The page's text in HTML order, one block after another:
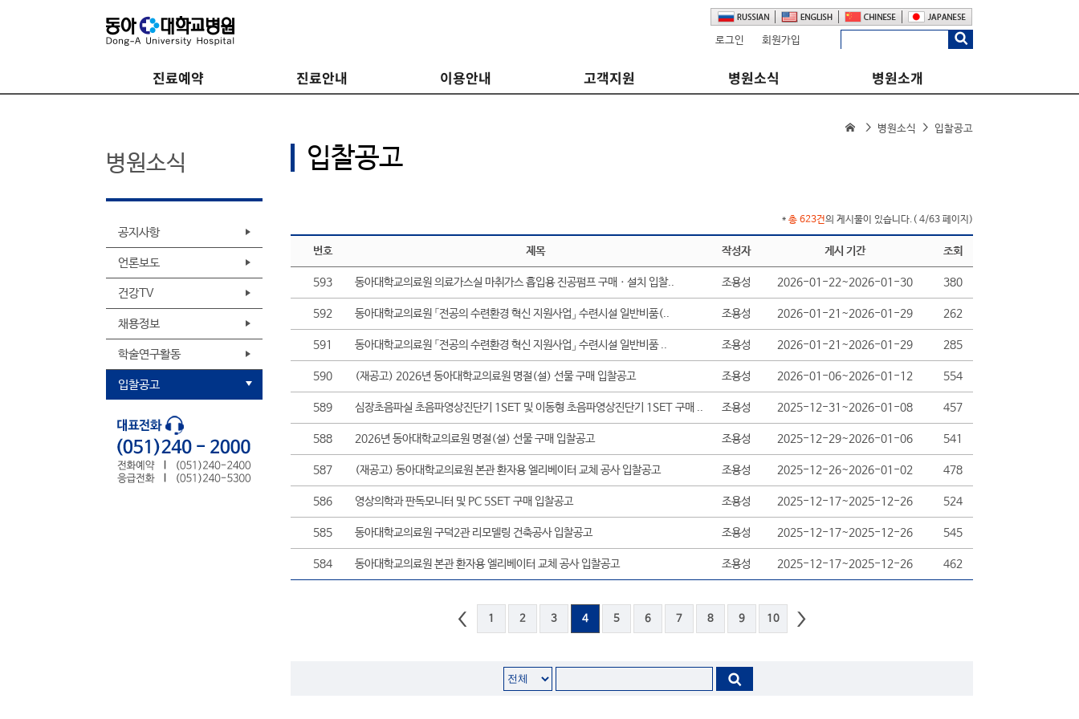
로그인 회원가입
진료예약 진료안내 이용안내 고객지원 병원소식 병원소개
병원소식 입찰공고
병원소식
공지사항
언론보도
건강TV
채용정보
학술연구활동
입찰공고
입찰공고
* 총 623건의 게시물이 있습니다.( 4/63 페이지)
번호 제목 작성자 게시 기간 조회
593 동아대학교의료원 의료가스실 마취가스 흡입용 진공펌프 구매ㆍ설치 입찰.. 조용성 2026-01-22~2026-01-30 380
592 동아대학교의료원 「전공의 수련환경 혁신 지원사업」 수련시설 일반비품(.. 조용성 2026-01-21~2026-01-29 262
591 동아대학교의료원 「전공의 수련환경 혁신 지원사업」 수련시설 일반비품 .. 조용성 2026-01-21~2026-01-29 285
590 (재공고) 2026년 동아대학교의료원 명절(설) 선물 구매 입찰공고 조용성 2026-01-06~2026-01-12 554
589 심장초음파실 초음파영상진단기 1SET 및 이동형 초음파영상진단기 1SET 구매 .. 조용성 2025-12-31~2026-01-08 457
588 2026년 동아대학교의료원 명절(설) 선물 구매 입찰공고 조용성 2025-12-29~2026-01-06 541
587 (재공고) 동아대학교의료원 본관 환자용 엘리베이터 교체 공사 입찰공고 조용성 2025-12-26~2026-01-02 478
586 영상의학과 판독모니터 및 PC 5SET 구매 입찰공고 조용성 2025-12-17~2025-12-26 524
585 동아대학교의료원 구덕2관 리모델링 건축공사 입찰공고 조용성 2025-12-17~2025-12-26 545
584 동아대학교의료원 본관 환자용 엘리베이터 교체 공사 입찰공고 조용성 2025-12-17~2025-12-26 462
1 2 3 4 5 6 7 8 9 10